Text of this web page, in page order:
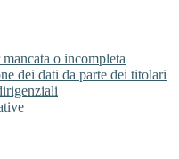
o incompleta
dei dati da parte dei titolari